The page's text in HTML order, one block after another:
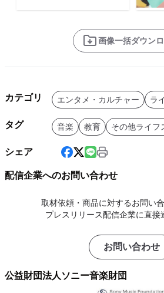
画像一括ダウン
カテゴリ エンタメ・カルチャー ラ
タグ 音楽 教育 その他ライフ
シェア
配信企業へのお問い合わせ
取材依頼・商品に対するお問い
プレスリリース配信企業に直接
お問い合わせ
公益財団法人ソニー音楽財団